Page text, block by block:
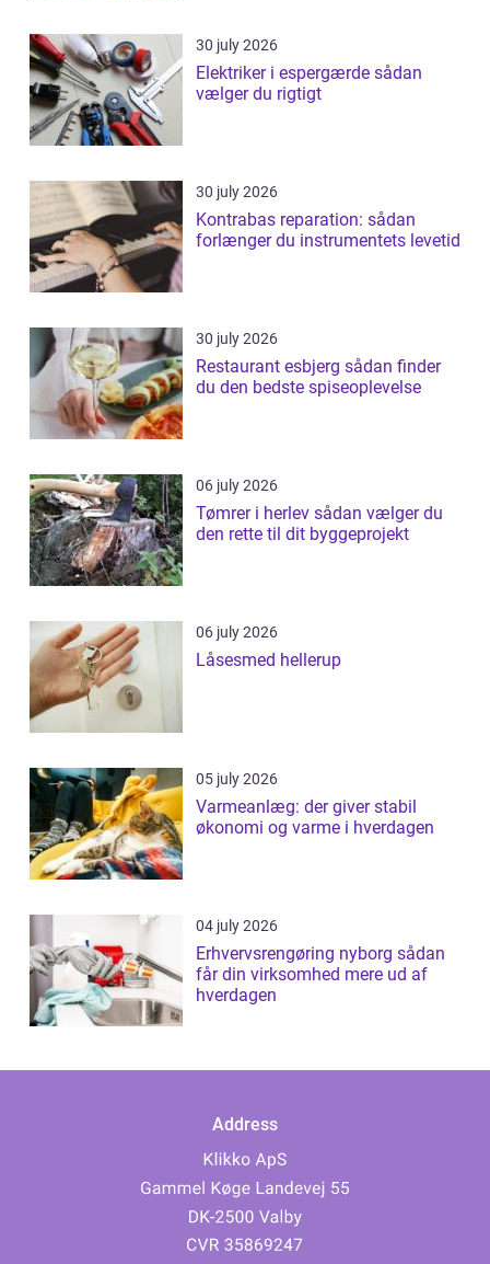
30 july 2026
Elektriker i espergærde sådan
vælger du rigtigt
30 july 2026
Kontrabas reparation: sådan
forlænger du instrumentets levetid
30 july 2026
Restaurant esbjerg sådan finder
du den bedste spiseoplevelse
06 july 2026
Tømrer i herlev sådan vælger du
den rette til dit byggeprojekt
06 july 2026
Låsesmed hellerup
05 july 2026
Varmeanlæg: der giver stabil
økonomi og varme i hverdagen
04 july 2026
Erhvervsrengøring nyborg sådan
får din virksomhed mere ud af
hverdagen
Address